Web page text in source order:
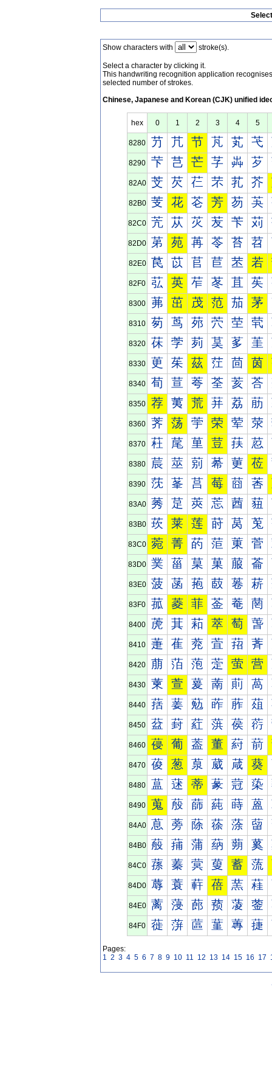
Show characters with stroke(s).
Select a character by clicking it.
This handwriting recognition application
selected number of strokes.
Chinese, Japanese and Korean (CJK) unified
hex 0 1 2 3 4 5
8280 芀 芁 节 芃 芄 芅
8290 芐 芑 芒 芓 芔 芕
82A0 芠 芡 芢 芣 芤 芥
82B0 芰 花 芲 芳 芴 芵
82C0 苀 苁 苂 苃 苄 苅
82D0 苐 苑 苒 苓 苔 苕
82E0 苠 苡 苢 苣 苤 若
82F0 苰 英 苲 苳 苴 苵
8300 茀 茁 茂 范 茄 茅
8310 茐 茑 茒 茓 茔 茕
8320 茠 茡 茢 茣 茤 茥
8330 茰 茱 茲 茳 茴 茵
8340 荀 荁 荂 荃 荄 荅
8350 荐 荑 荒 荓 荔 荕
8360 荠 荡 荢 荣 荤 荥
8370 荰 荱 荲 荳 荴 荵
8380 莀 莁 莂 莃 莄 莅
8390 莐 莑 莒 莓 莔 莕
83A0 莠 莡 莢 莣 莤 莥
83B0 莰 莱 莲 莳 莴 莵
83C0 菀 菁 菂 菃 菄 菅
83D0 菐 菑 菒 菓 菔 菕
83E0 菠 菡 菢 菣 菤 菥
83F0 菰 菱 菲 菳 菴 菵
8400 萀 萁 萂 萃 萄 萅
8410 萐 萑 萒 萓 萔 萕
8420 萠 萡 萢 萣 萤 营
8430 萰 萱 萲 萳 萴 萵
8440 葀 葁 葂 葃 葄 葅
8450 葐 葑 葒 葓 葔 葕
8460 葠 葡 葢 董 葤 葥
8470 葰 葱 葲 葳 葴 葵
8480 蒀 蒁 蒂 蒃 蒄 蒅
8490 蒐 蒑 蒒 蒓 蒔 蒕
84A0 蒠 蒡 蒢 蒣 蒤 蒥
84B0 蒰 蒱 蒲 蒳 蒴 蒵
84C0 蓀 蓁 蓂 蓃 蓄 蓅
84D0 蓐 蓑 蓒 蓓 蓔 蓕
84E0 蓠 蓡 蓢 蓣 蓤 蓥
84F0 蓰 蓱 蓲 蓳 蓴 蓵
Pages:
1 2 3 4 5 6 7 8 9 10 11 12 13 14 15 16 17